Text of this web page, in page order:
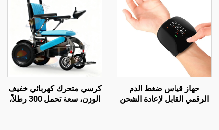
جهاز قياس ضغط الدم
الرقمي القابل لإعادة الشحن
كرسي متحرك كهربائي خفيف
الوزن، سعة تحمل 300 رطلاً،